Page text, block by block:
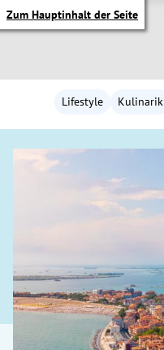
Zum Hauptinhalt der Seite
Untermenü
Lifestyle Kulinarik